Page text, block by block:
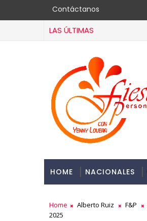
Contáctanos
LAS ÚLTIMAS
HOME NACIONALES
Home Alberto Ruiz F&P
2025